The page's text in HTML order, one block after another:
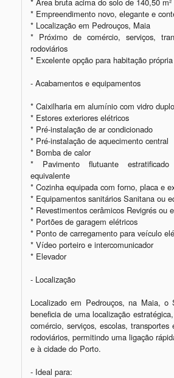
* Empreendimento novo, elegante e
* Localização em Pedrouços, Maia
* Próximo de comércio, serviços,
rodoviários
* Excelente opção para habitação
- Acabamentos e equipamentos
* Caixilharia em alumínio com vidro
* Estores exteriores elétricos
* Pré-instalação de ar condicionado
* Pré-instalação de aquecimento central
* Bomba de calor
* Pavimento flutuante
equivalente
* Cozinha equipada com forno, placa e
* Equipamentos sanitários Sanitana ou
* Revestimentos cerâmicos Revigrés ou
* Portões de garagem elétricos
* Ponto de carregamento para veículo
* Vídeo porteiro e intercomunicador
* Elevador
- Localização
Localizado em Pedrouços, na Maia, o
beneficia de uma localização
comércio, serviços, escolas, transportes
rodoviários, permitindo uma ligação
e à cidade do Porto.
- Ideal para: